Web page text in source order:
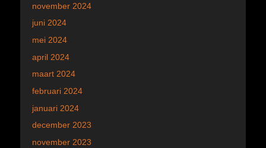
november 2024
juni 2024
mei 2024
april 2024
maart 2024
februari 2024
januari 2024
december 2023
november 2023